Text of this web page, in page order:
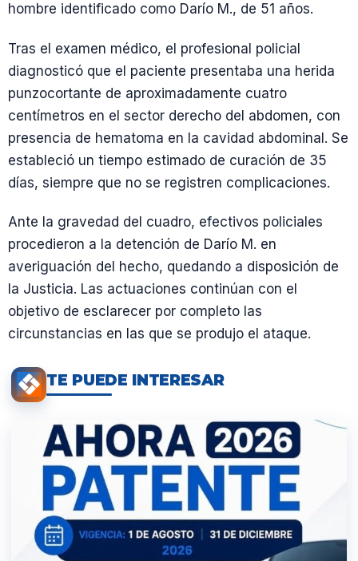
hombre identificado como Darío M., de 51 años.
Tras el examen médico, el profesional policial
diagnosticó que el paciente presentaba una herida
punzocortante de aproximadamente cuatro
centímetros en el sector derecho del abdomen, con
presencia de hematoma en la cavidad abdominal. Se
estableció un tiempo estimado de curación de 35
días, siempre que no se registren complicaciones.
Ante la gravedad del cuadro, efectivos policiales
procedieron a la detención de Darío M. en
averiguación del hecho, quedando a disposición de
la Justicia. Las actuaciones continúan con el
objetivo de esclarecer por completo las
circunstancias en las que se produjo el ataque.
TE PUEDE INTERESAR